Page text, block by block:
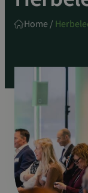
Home/